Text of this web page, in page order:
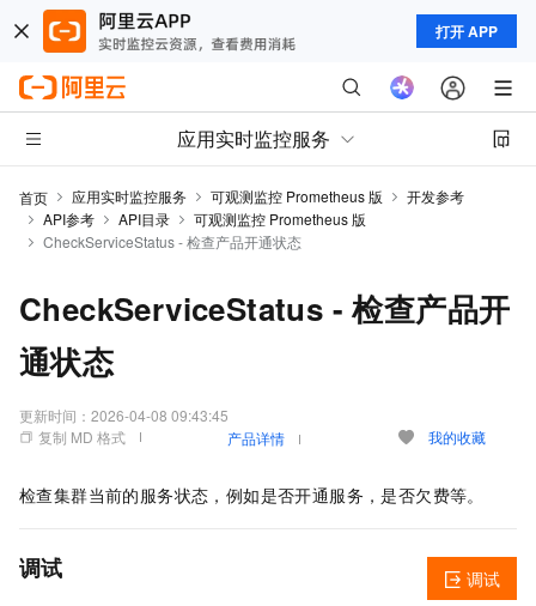
打开 APP
应用实时监控服务
首页 应用实时监控服务 可观测监控 Prometheus 版
开发参考
API参考
API目录
可观测监控 Prometheus 版
CheckServiceStatus - 检查产品开通状态
CheckServiceStatus - 检查产品开
通状态
更新时间： 2026-04-08 09:43:45
复制 MD 格式
产品详情 我的收藏
检查集群当前的服务状态，例如是否开通服务，是否欠费等。
调试 调试